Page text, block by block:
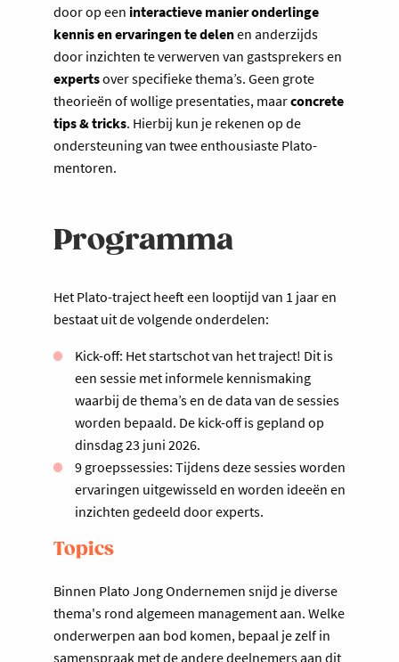
door op een interactieve manieronderlinge
kennis en ervaringen te delenen anderzijds
door inzichten te verwerven van gastsprekers en
expertsover specifieke thema’s. Geen grote
theorieën of wollige presentaties, maarconcrete
tips & tricks. Hierbij kun je rekenen op de
ondersteuning van twee enthousiaste Plato-
mentoren.
Programma
Het Plato-traject heeft een looptijd van 1 jaar en
bestaat uit de volgende onderdelen:
Kick-off: Het startschot van het traject! Dit is
een sessie met informele kennismaking
waarbij de thema’s en de data van de sessies
worden bepaald. De kick-off is gepland op
dinsdag 23 juni 2026.
9 groepssessies: Tijdens deze sessies worden
ervaringen uitgewisseld en worden ideeën en
inzichten gedeeld door experts.
Topics
Binnen Plato Jong Ondernemen snijd je diverse
thema's rond algemeen management aan. Welke
onderwerpen aan bod komen, bepaal je zelf in
samenspraak met de andere deelnemers aan dit